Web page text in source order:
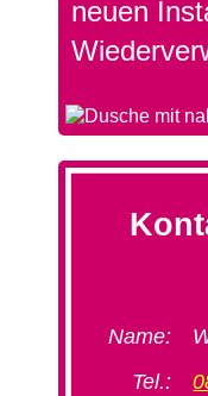
neuen
Name:
Tel.: